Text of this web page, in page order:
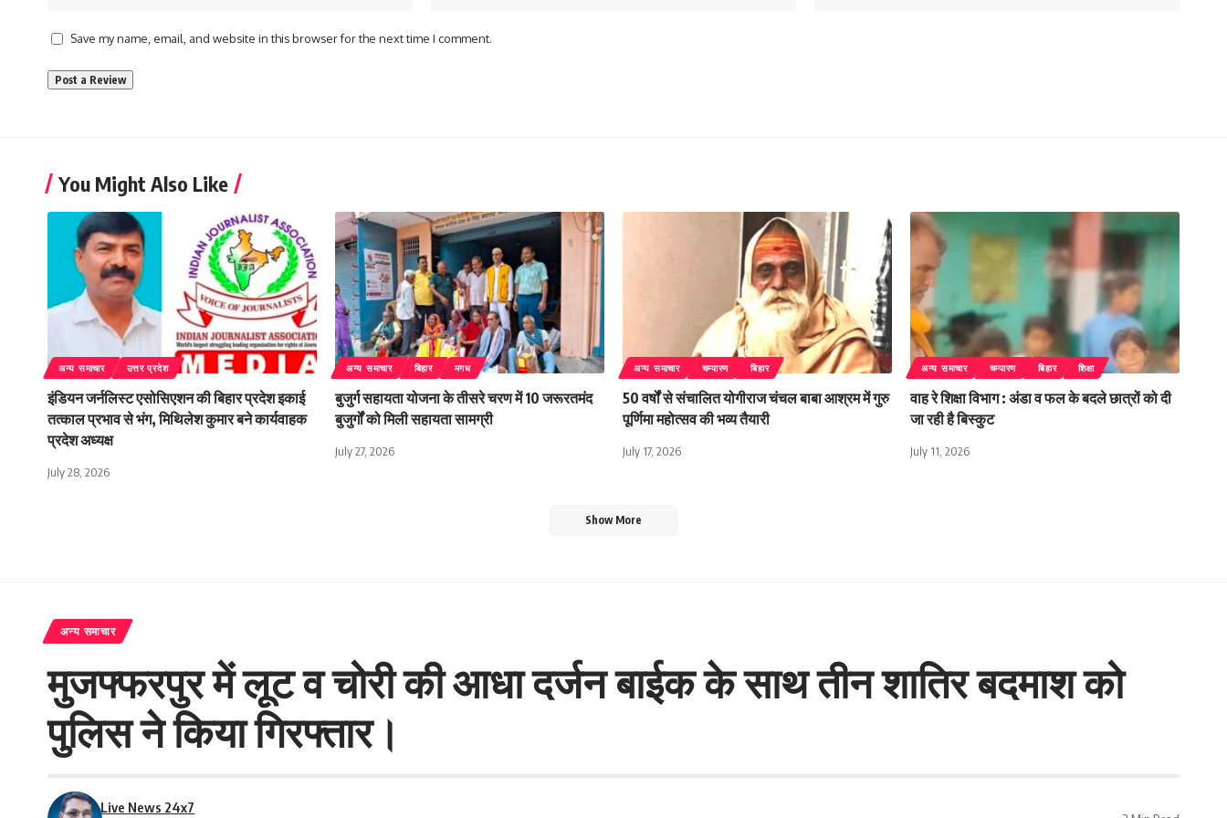
Save my name, email, and website in this browser for the next time I comment.
You Might Also Like
अन्य समाचार उत्तर प्रदेश
इंडियन जर्नलिस्ट एसोसिएशन की बिहार प्रदेश इकाई
तत्काल प्रभाव से भंग, मिथिलेश कुमार बने कार्यवाहक
प्रदेश अध्यक्ष
July 28, 2026
अन्य समाचार बिहार मगध
बुजुर्ग सहायता योजना के तीसरे चरण में 10 जरूरतमंद
बुजुर्गों को मिली सहायता सामग्री
July 27, 2026
अन्य समाचार चम्पारण बिहार
50 वर्षों से संचालित योगीराज चंचल बाबा आश्रम में गुरु
पूर्णिमा महोत्सव की भव्य तैयारी
July 17, 2026
अन्य समाचार चम्पारण बिहार शिक्षा
वाह रे शिक्षा विभाग : अंडा व फल के बदले छात्रों को दी
जा रही है बिस्कुट
July 11, 2026
Show More
अन्य समाचार
मुजफ्फरपुर में लूट व चोरी की आधा दर्जन बाईक के साथ तीन शातिर बदमाश को
पुलिस ने किया गिरफ्तार।
Live News 24x7